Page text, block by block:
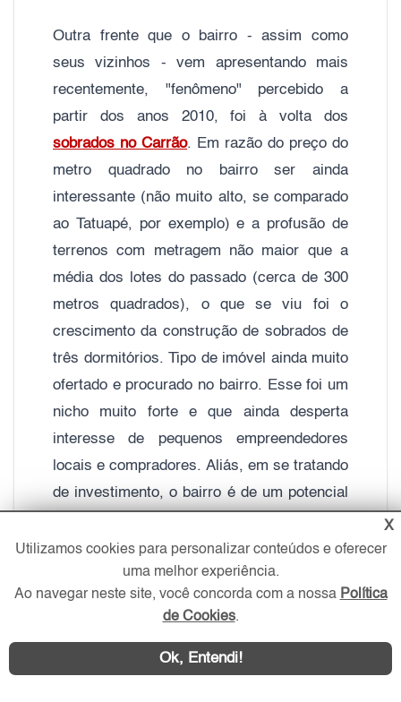
Outra frente que o bairro - assim como
seus vizinhos - vem apresentando mais
recentemente, "fenômeno" percebido a
partir dos anos 2010, foi à volta dos
sobrados no Carrão. Em razão do preço do
metro quadrado no bairro ser ainda
interessante (não muito alto, se comparado
ao Tatuapé, por exemplo) e a profusão de
terrenos com metragem não maior que a
média dos lotes do passado (cerca de 300
metros quadrados), o que se viu foi o
crescimento da construção de sobrados de
três dormitórios. Tipo de imóvel ainda muito
ofertado e procurado no bairro. Esse foi um
nicho muito forte e que ainda desperta
interesse de pequenos empreendedores
locais e compradores. Aliás, em se tratando
de investimento, o bairro é de um potencial
imóvel. Curioso perceber que, pela força do
nome e da tradição da Vila Carrão, muitos
lançamentos de condomínios que
acontecem em bairros até distantes, têm
sido apresentados como sendo "Vila
X
Utilizamos cookies para personalizar conteúdos e oferecer
uma melhor experiência.
Ao navegar neste site, você concorda com a nossa Política
de Cookies.
Ok, Entendi!